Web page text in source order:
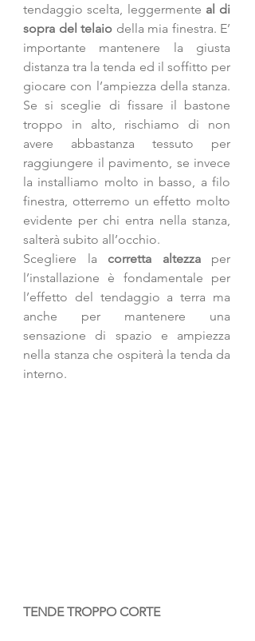
tendaggio scelta, leggermente al di
sopra del telaio della mia finestra. E’
importante mantenere la giusta
distanza tra la tenda ed il soffitto per
giocare con l’ampiezza della stanza.
Se si sceglie di fissare il bastone
troppo in alto, rischiamo di non
avere abbastanza tessuto per
raggiungere il pavimento, se invece
la installiamo molto in basso, a filo
finestra, otterremo un effetto molto
evidente per chi entra nella stanza,
salterà subito all’occhio.
Scegliere la corretta altezza per
l’installazione è fondamentale per
l’effetto del tendaggio a terra ma
anche per mantenere una
sensazione di spazio e ampiezza
nella stanza che ospiterà la tenda da
interno.
TENDE TROPPO CORTE